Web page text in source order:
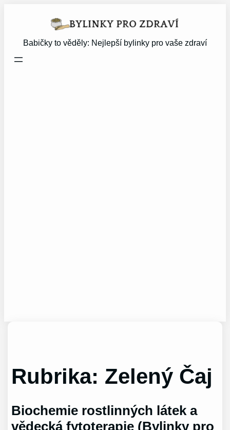
Babičky to věděly: Nejlepší bylinky pro vaše zdraví
Rubrika: Zelený Čaj
Biochemie rostlinných látek a
vědecká fytoterapie (Bylinky pro